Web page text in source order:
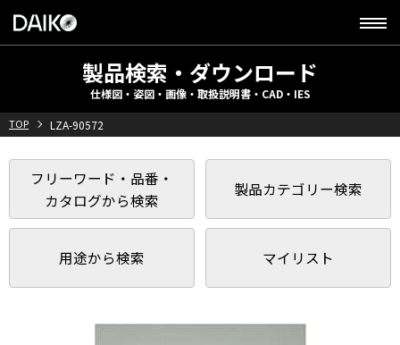
製品検索・ダウンロード
仕様図・姿図・画像・取扱説明書・CAD・IES
TOP LZA-90572
フリーワード・品番・
カタログから検索
製品カテゴリー検索
用途から検索 マイリスト